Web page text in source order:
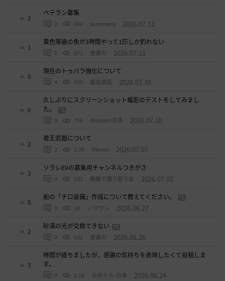
2
ベテラン募集
2 884 sunanana 2026.07.11
1
黄色等級の魚が3時間やって1匹しか釣れない
1 971 倉庫の 2026.07.11
0
現在のトゥバラ強化について
4 939 福音使徒 2026.07.10
0
久しぶりにスクリーンショット撮影のテストをしてみまし
た。
0 759 shodori-日本 2026.07.10
2
君王武器について
2 1.2K Renon 2026.07.07
3
ソラレEVの募集用チャンネルつきがさ
0 932 無敵で踊り狂う女 2026.07.02
0
船の「チロ装備」作成について教えてください。
3 1K ノウワン 2026.06.27
2
砂漠の光が交換できない
0 932 倉庫の 2026.06.26
3
時間が経ちましたが、感謝の気持ちを表現したくて投稿しま
す。
0 1.1K みめぐん-日本 2026.06.24